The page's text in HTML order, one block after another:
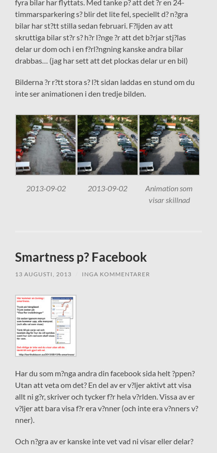
fyra bilar har flyttats. Med tanke p? att det ?r en 24-
timmarsparkering s? blir det lite fel, speciellt d? n?gra
bilar har st?tt stilla sedan februari. F?ljden av att
skruttiga bilar st?r s? h?r l?nge ?r att det b?rjar stj?las
delar ur dom och i en f?rl?ngning kanske andra bilar
drabbas… (jag har sett att det plockas delar ur en bil)
Bilderna ?r r?tt stora s? l?t sidan laddas en stund om du
inte ser animationen i den tredje bilden.
2013-09-02 2013-09-02
Animation som
visar skillnad
Smartness p? Facebook
13 AUGUSTI, 2013 INGA KOMMENTARER
Har du som m?nga andra din facebook sida helt ?ppen?
Utan att veta om det? En del av er v?ljer aktivt att visa
allt ni g?r, skriver och tycker f?r hela v?rlden. Vissa av er
v?ljer att bara visa f?r era v?nner (och inte era v?nners v?
nner).
Och n?gra av er kanske inte vet vad ni visar eller delar?